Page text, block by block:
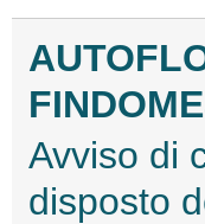
Avviso di
disposto